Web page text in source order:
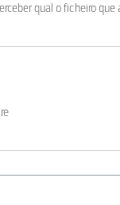
qual o ficheiro que